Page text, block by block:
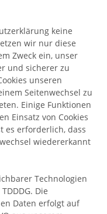
keine
wir nur diese
Zweck ein, unser
und sicherer zu
unseren
Seitenwechsel zu
Einige Funktionen
Einsatz von Cookies
es erforderlich, dass
wiedererkannt
Technologien
Die
Daten erfolgt auf